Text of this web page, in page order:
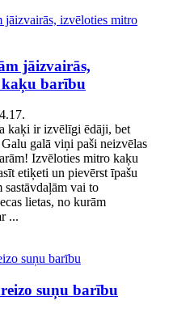
jāizvairās,
kaķu barību
kaķi ir izvēlīgi ēdāji, bet
galā viņi paši neizvēlas
Izvēloties mitro kaķu
etiķeti un pievērst īpašu
vai to
lietas, no kurām
...
suņu barību